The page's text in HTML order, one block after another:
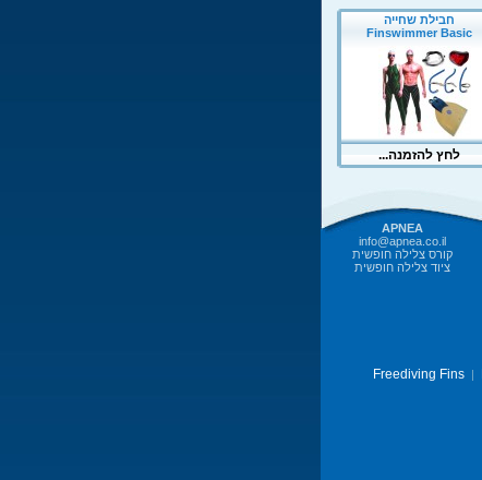
APNEA
info@apnea.co.il
קורס צלילה חופשית
ציוד צלילה חופשית
Freediving Fins|